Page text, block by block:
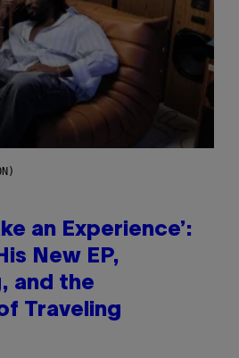
an Experience’:
New EP,
and the
Traveling